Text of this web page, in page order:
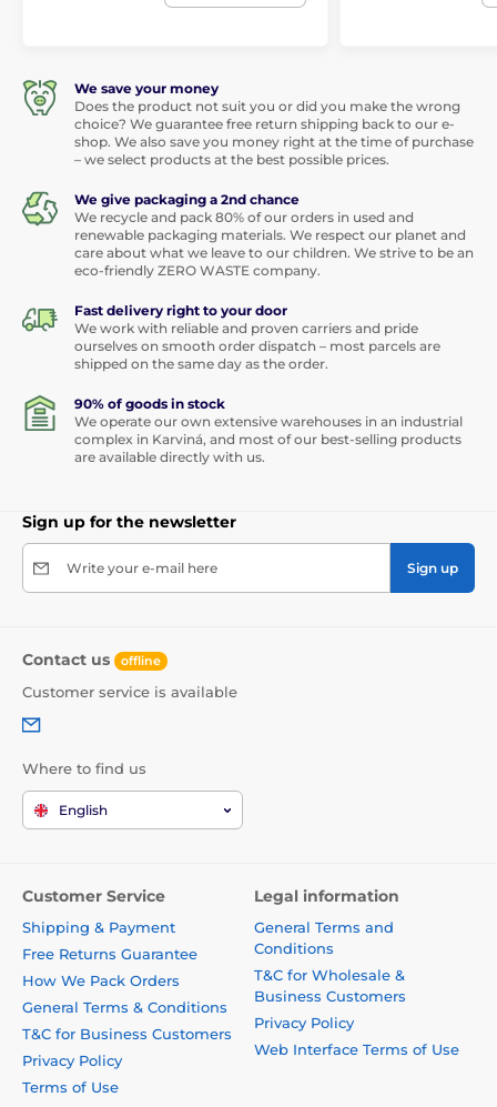
We save your money
Does the product not suit you or did you make the wrong
choice? We guarantee free return shipping back to our e-
shop. We also save you money right at the time of purchase
– we select products at the best possible prices.
We give packaging a 2nd chance
We recycle and pack 80% of our orders in used and
renewable packaging materials. We respect our planet and
care about what we leave to our children. We strive to be an
eco-friendly ZERO WASTE company.
Fast delivery right to your door
We work with reliable and proven carriers and pride
ourselves on smooth order dispatch – most parcels are
shipped on the same day as the order.
90% of goods in stock
We operate our own extensive warehouses in an industrial
complex in Karviná, and most of our best-selling products
are available directly with us.
Sign up for the newsletter
Write your e-mail here Sign up
Contact us offline
Customer service is available
Where to find us
English
Customer Service
Shipping & Payment
Free Returns Guarantee
How We Pack Orders
General Terms & Conditions
T&C for Business Customers
Privacy Policy
Terms of Use
Legal information
General Terms and
Conditions
T&C for Wholesale &
Business Customers
Privacy Policy
Web Interface Terms of Use